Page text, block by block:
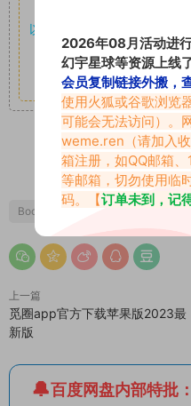
以7z、7z分卷格式压缩，
7-zip；安卓：
其它更多疑问请
3
Booty徐莉芝
上一篇
觅圈app官方下载苹果版2023最
新版
百度网盘内部特批
2026年08月活动进
幻宇星球等资源上线
会员复制链接外搬，
使用火狐或谷歌浏览
可能会无法访问）。
weme.ren （请加入
箱注册，如QQ邮箱
等邮箱，切勿使用临
码。【订单未到，记